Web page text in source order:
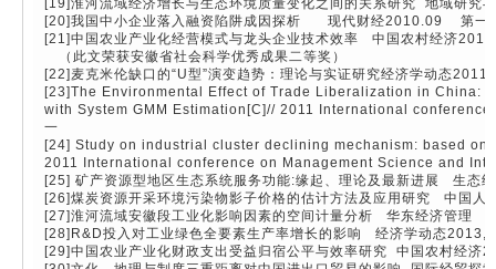
[20]我国中小企业落入融资陷阱成因探析 现代财经2010.09 第一
[21]中国农业产业化经营模式与龙头企业技术效率 中国农村经济
（此文荣获安徽省社会科学优秀成果二等奖）
[22]麦克米伦缺口的“U型”演变趋势：理论与实证研究经济学动态
[23]The Environmental Effect of Trade Liberalization in China:
with System GMM Estimation[C]// 2011 International
一
[24] Study on industrial cluster declining mechanism: based
2011 International conference on Management Science and
[25] 矿产资源型地区生态系统服务功能:缘起、理论及最新进展 生态
[26]煤炭资源开采环境污染物影子价格的估计方法及应用研究 中国人
[27]淮河流域安徽段工业化影响因素的空间计量分析 华东经济
[28]R&D投入对工业绿色全要素生产率增长的影响 经济学动态
[29]中国农业产业化财政支出受益归宿公平与效率研究 中国农村经济